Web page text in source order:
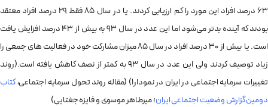
۶۳ درصد افراد این مورد را کم ارزیابی کردند. یا در سال ۸۵ فقط ۲۹ درصد افراد معتقد
بودند که آینده بدتر می‌شود اما این عدد در سال ۹۳ به بیش از ۴۳ درصد افزایش یافت
است. یا بیش از ۳۰ درصد افراد در سال ۸۵ میزان مشارکت خود در فعالیت های جمعی را
زیاد توصیف کردند ولی این عدد در سال ۹۳ به کمتر از نصف کاهش یافته است.(روند
تغییرات سرمایه اجتماعی در ایران در نمودار1) (مقاله روند تحول سرمایه اجتماعی،
کتاب
دومین گزارش وضعیت اجتماعی ایران؛ میرطاهر موسوی و فایزه جغتایی)